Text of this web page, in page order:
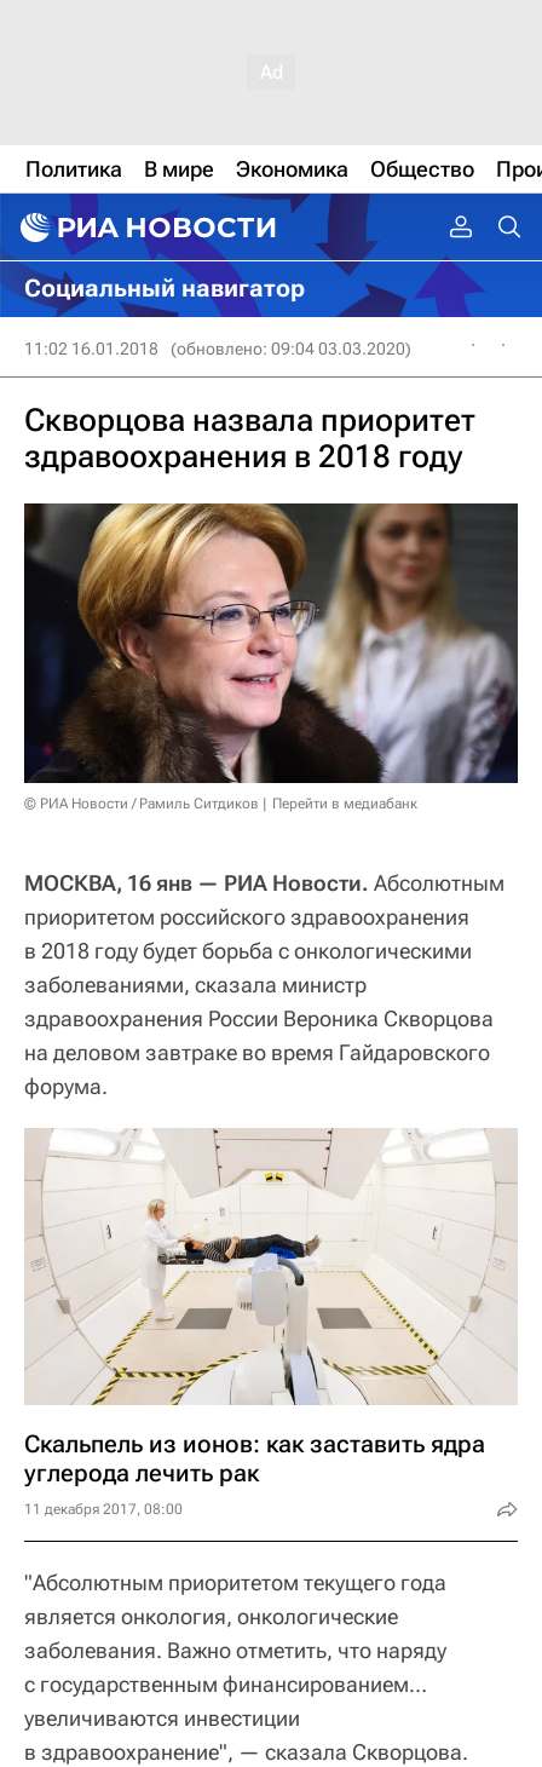
Политика В мире Экономика Общество
Социальный навигатор
11:02 16.01.2018 (обновлено: 09:04 03.03.2020)
Скворцова назвала приоритет
здравоохранения в 2018 году
© РИА Новости / Рамиль Ситдиков Перейти в медиабанк
МОСКВА, 16 янв — РИА Новости. Абсолютным
приоритетом российского здравоохранения
в 2018 году будет борьба с онкологическими
заболеваниями, сказала министр
здравоохранения России Вероника Скворцова
на деловом завтраке во время Гайдаровского
форума.
Скальпель из ионов: как заставить ядра
углерода лечить рак
11 декабря 2017, 08:00
"Абсолютным приоритетом текущего года
является онкология, онкологические
заболевания. Важно отметить, что наряду
с государственным финансированием…
увеличиваются инвестиции
в здравоохранение", — сказала Скворцова.